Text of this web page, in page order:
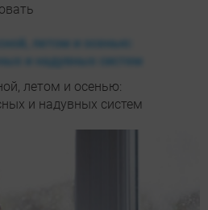
летом и осенью:
и надувных систем